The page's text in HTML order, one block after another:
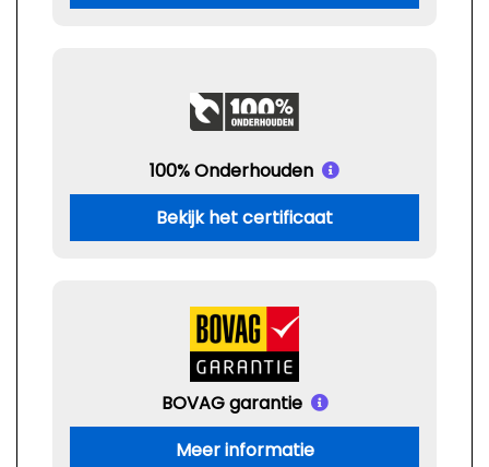
100% Onderhouden
Bekijk het certificaat
BOVAG garantie
Meer informatie